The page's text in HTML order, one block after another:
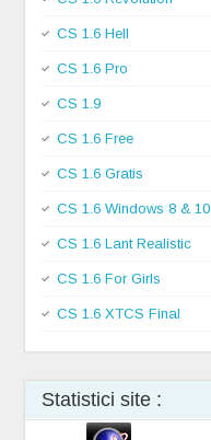
CS 1.6 Hell
CS 1.6 Pro
CS 1.9
CS 1.6 Free
CS 1.6 Gratis
CS 1.6 Windows 8 & 10
CS 1.6 Lant Realistic
CS 1.6 For Girls
CS 1.6 XTCS Final
Statistici site :